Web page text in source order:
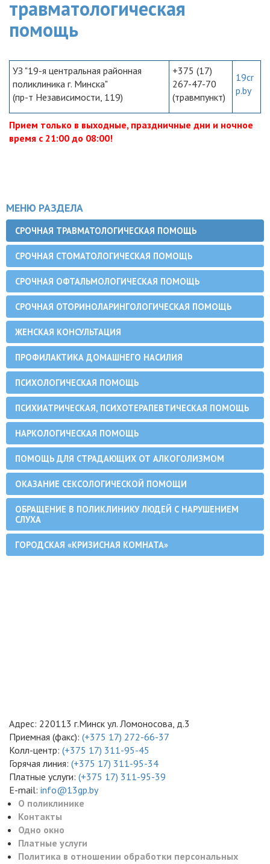
травматологическая
помощь
УЗ "19-я центральная районная
поликлиника г. Минска"
(пр-т Независимости, 119)
+375 (17)
267-47-70
(травмпункт)
19cr
p.by
Прием только в выходные, праздничные дни и ночное
время с 21:00 до 08:00!
МЕНЮ РАЗДЕЛА
СРОЧНАЯ ТРАВМАТОЛОГИЧЕСКАЯ ПОМОЩЬ
СРОЧНАЯ СТОМАТОЛОГИЧЕСКАЯ ПОМОЩЬ
СРОЧНАЯ ОФТАЛЬМОЛОГИЧЕСКАЯ ПОМОЩЬ
СРОЧНАЯ ОТОРИНОЛАРИНГОЛОГИЧЕСКАЯ ПОМОЩЬ
ЖЕНСКАЯ КОНСУЛЬТАЦИЯ
ПРОФИЛАКТИКА ДОМАШНЕГО НАСИЛИЯ
ПСИХОЛОГИЧЕСКАЯ ПОМОЩЬ
ПСИХИАТРИЧЕСКАЯ, ПСИХОТЕРАПЕВТИЧЕСКАЯ ПОМОЩЬ
НАРКОЛОГИЧЕСКАЯ ПОМОЩЬ
ПОМОЩЬ ДЛЯ СТРАДАЮЩИХ ОТ АЛКОГОЛИЗМОМ
ОКАЗАНИЕ СЕКСОЛОГИЧЕСКОЙ ПОМОЩИ
ОБРАЩЕНИЕ В ПОЛИКЛИНИКУ ЛЮДЕЙ С НАРУШЕНИЕМ
СЛУХА
ГОРОДСКАЯ «КРИЗИСНАЯ КОМНАТА»
Адрес: 220113 г.Минск ул. Ломоносова, д.3
Приемная (факс): (+375 17) 272-66-37
Колл-центр: (+375 17) 311-95-45
Горячая линия: (+375 17) 311-95-34
Платные услуги: (+375 17) 311-95-39
E-mail: info@13gp.by
О поликлинике
Контакты
Одно окно
Платные услуги
Политика в отношении обработки персональных